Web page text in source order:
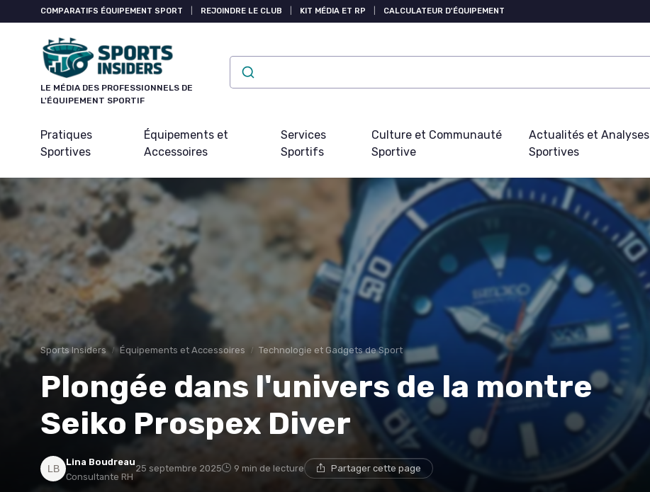
COMPARATIFS ÉQUIPEMENT SPORT REJOINDRE LE CLUB KIT MÉDIA ET RP CALCULATEUR D'ÉQUIPEMENT
LE MÉDIA DES PROFESSIONNELS DE
L'ÉQUIPEMENT SPORTIF
Pratiques
Sportives
Équipements et
Accessoires
Services
Sportifs
Culture et Communauté
Sportive
Actualités et Analyses
Sportives
Sports Insiders Équipements et Accessoires Technologie et Gadgets de Sport
Plongée dans l'univers de la montre
Seiko Prospex Diver
Lina Boudreau
Consultante RH
25 septembre 2025 9 min de lecture Partager cette page
Panneau de gestion des cookies